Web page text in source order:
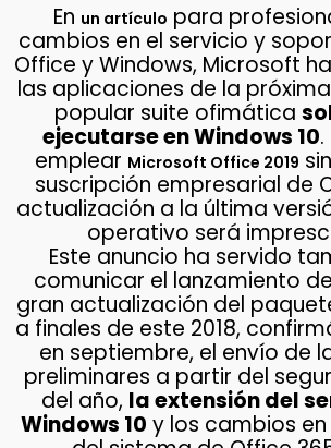
En un artículo para
cambios en el servicio y
Office y Windows, Microsoft
las aplicaciones de la
popular suite ofimática
ejecutarse en Windows 10
emplear Microsoft Office 2019
suscripción empresarial de
actualización a la última
operativo será
Este anuncio ha servido
comunicar el lanzamiento
gran actualización del
a finales de este 2018,
en septiembre, el envío de
preliminares a partir del
del año, la extensión del
Windows 10 y los cambios